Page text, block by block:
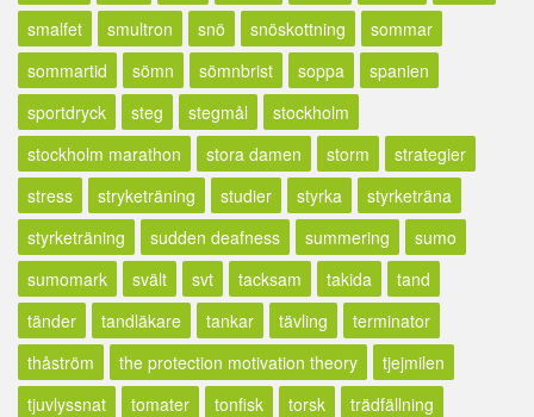
smalfet
smultron snö snöskottning
sommar
sommartid
sömn sömnbrist soppa
spanien
sportdryck
steg stegmål
stockholm
stockholm marathon
stora damen storm
strategier
stress
stryketräning studier styrka
styrketräna
styrketräning
sudden deafness summering
sumo
sumomark
svält svt tacksam takida
tand
tänder
tandläkare tankar tävling
terminator
thåström
the protection motivation theory
tjejmilen
tjuvlyssnat
tomater tonfisk torsk
trädfällning